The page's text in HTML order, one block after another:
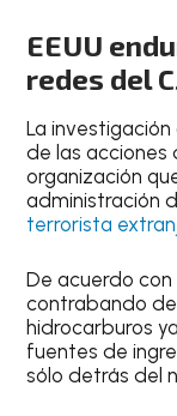
EEUU
redes del
La
de las acciones
organización
administración
terrorista
De acuerdo
contrabando
hidrocarburos
fuentes de
sólo detrás del